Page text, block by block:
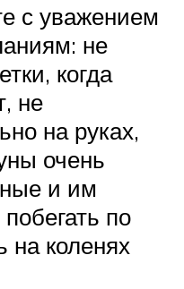
с уважением
не
когда
не
на руках,
очень
и им
по
на коленях